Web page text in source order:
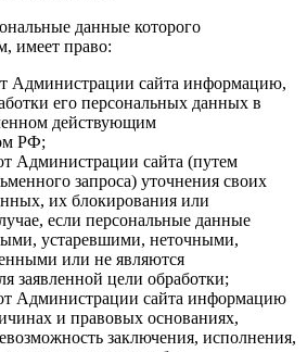
данные которого
имеет право:
Администрации сайта информацию,
его персональных данных в
действующим
РФ;
Администрации сайта (путем
запроса) уточнения своих
их блокирования или
если персональные данные
устаревшими, неточными,
или не являются
заявленной цели обработки;
Администрации сайта информацию
и правовых основаниях,
заключения, исполнения,